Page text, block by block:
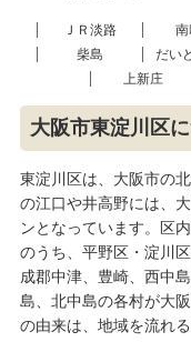
ＪＲ淡路 南
柴島
だい
上新庄
大阪市東淀川区
東淀川区は、大阪市の
の江口や井高野には、
ンとなっています。区
のうち、平野区・淀川
成郡中津、豊崎、西中
島、北中島の各村が大
の由来は、地域を流れ